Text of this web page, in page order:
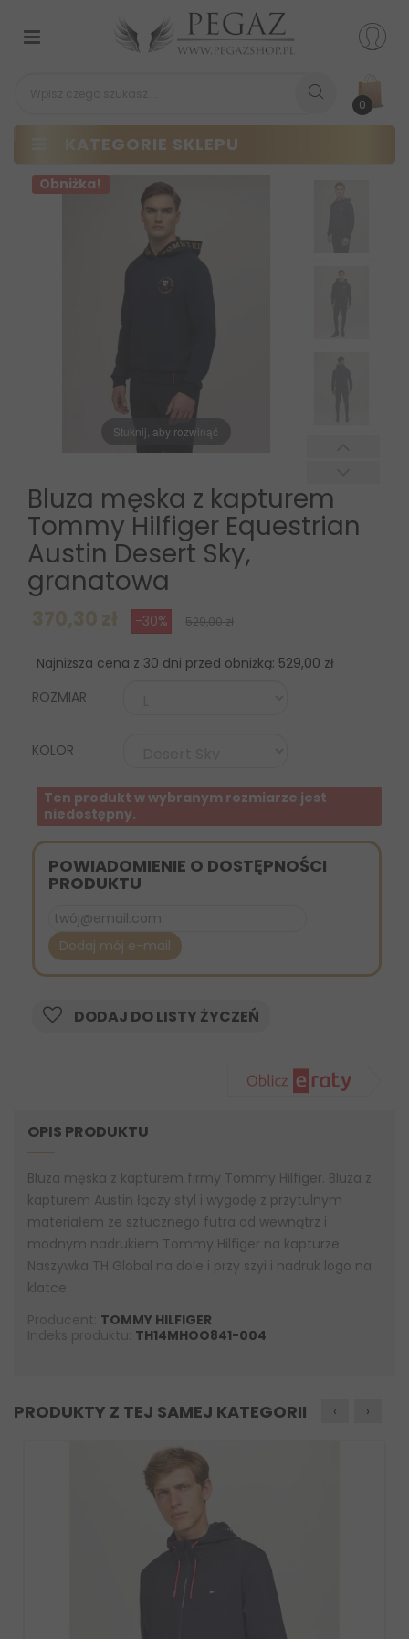
0
KATEGORIE SKLEPU
Przełącz
nawigacji
Obniżka!
Stuknij, aby rozwinąć
Bluza męska z kapturem
Tommy Hilfiger Equestrian
Austin Desert Sky,
granatowa
-30% 529,00 zł
Najniższa cena z 30 dni przed obniżką: 529,00 zł
ROZMIAR
KOLOR
Ten produkt w wybranym rozmiarze jest
niedostępny.
POWIADOMIENIE O DOSTĘPNOŚCI
PRODUKTU
Dodaj mój e-mail
DODAJ DO LISTY ŻYCZEŃ
OPIS PRODUKTU
Bluza męska z kapturem firmy Tommy Hilfiger. Bluza z
kapturem Austin łączy styl i wygodę z przytulnym
materiałem ze sztucznego futra od wewnątrz i
modnym nadrukiem Tommy Hilfiger na kapturze.
Naszywka TH Global na dole i przy szyi i nadruk logo na
klatce
Producent: TOMMY HILFIGER
Indeks produktu: TH14MHOO841-004
PRODUKTY Z TEJ SAMEJ KATEGORII ‹ ›